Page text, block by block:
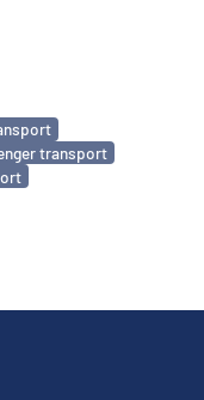
transport